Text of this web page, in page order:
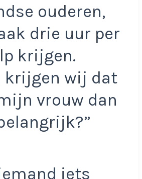
ouderen,
drie uur per
krijgen.
krijgen wij dat
vrouw dan
iets